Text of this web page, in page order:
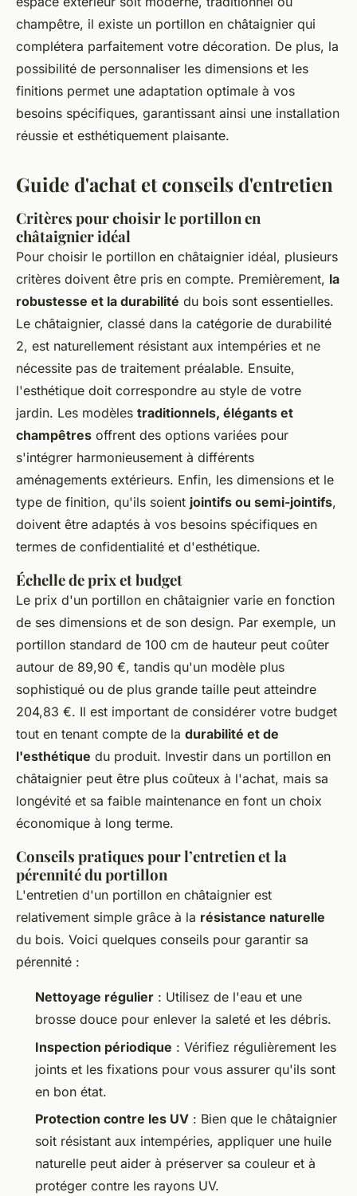
champêtre, il existe un portillon en châtaignier qui
complétera parfaitement votre décoration. De plus, la
possibilité de personnaliser les dimensions et les
finitions permet une adaptation optimale à vos
besoins spécifiques, garantissant ainsi une installation
réussie et esthétiquement plaisante.
Guide d'achat et conseils d'entretien
Critères pour choisir le portillon en
châtaignier idéal
Pour choisir le portillon en châtaignier idéal, plusieurs
critères doivent être pris en compte. Premièrement, la
robustesse et la durabilité du bois sont essentielles.
Le châtaignier, classé dans la catégorie de durabilité
2, est naturellement résistant aux intempéries et ne
nécessite pas de traitement préalable. Ensuite,
l'esthétique doit correspondre au style de votre
jardin. Les modèles traditionnels, élégants et
champêtres offrent des options variées pour
s'intégrer harmonieusement à différents
aménagements extérieurs. Enfin, les dimensions et le
type de finition, qu'ils soient jointifs ou semi-jointifs,
doivent être adaptés à vos besoins spécifiques en
termes de confidentialité et d'esthétique.
Échelle de prix et budget
Le prix d'un portillon en châtaignier varie en fonction
de ses dimensions et de son design. Par exemple, un
portillon standard de 100 cm de hauteur peut coûter
autour de 89,90 €, tandis qu'un modèle plus
sophistiqué ou de plus grande taille peut atteindre
204,83 €. Il est important de considérer votre budget
tout en tenant compte de la durabilité et de
l'esthétique du produit. Investir dans un portillon en
châtaignier peut être plus coûteux à l'achat, mais sa
longévité et sa faible maintenance en font un choix
économique à long terme.
Conseils pratiques pour l’entretien et la
pérennité du portillon
L'entretien d'un portillon en châtaignier est
relativement simple grâce à la résistance naturelle
du bois. Voici quelques conseils pour garantir sa
pérennité :
Nettoyage régulier : Utilisez de l'eau et une
brosse douce pour enlever la saleté et les débris.
Inspection périodique : Vérifiez régulièrement les
joints et les fixations pour vous assurer qu'ils sont
en bon état.
Protection contre les UV : Bien que le châtaignier
soit résistant aux intempéries, appliquer une huile
naturelle peut aider à préserver sa couleur et à
protéger contre les rayons UV.